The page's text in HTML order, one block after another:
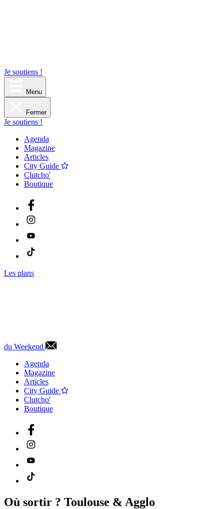
Je soutiens !
Menu
Fermer
Je soutiens !
Agenda
Magazine
Articles
City Guide
Clutcho'
Boutique
Les plans
du Weekend
Agenda
Magazine
Articles
City Guide
Clutcho'
Boutique
Où sortir ? Toulouse & Agglo